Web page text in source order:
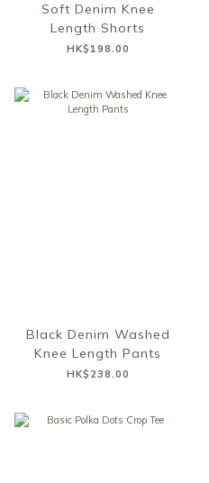
Soft Denim Knee
Length Shorts
HK$198.00
Black Denim Washed
Knee Length Pants
HK$238.00